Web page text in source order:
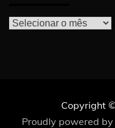
Arquivos
Copyright
Proudly powered